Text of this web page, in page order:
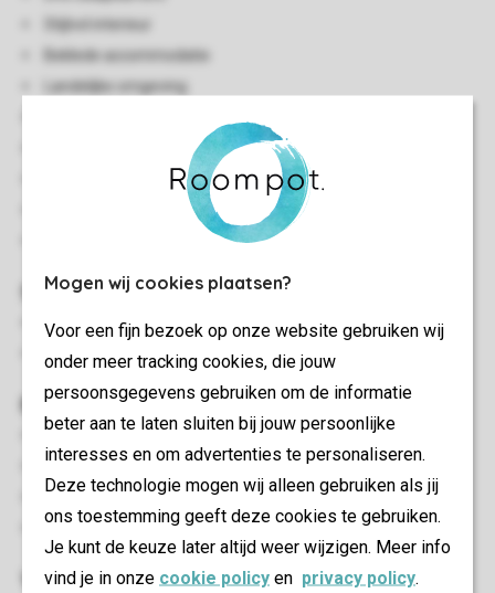
Mogen wij cookies plaatsen?
Voor een fijn bezoek op onze website gebruiken wij
onder meer tracking cookies, die jouw
persoonsgegevens gebruiken om de informatie
beter aan te laten sluiten bij jouw persoonlijke
interesses en om advertenties te personaliseren.
Deze technologie mogen wij alleen gebruiken als jij
ons toestemming geeft deze cookies te gebruiken.
Je kunt de keuze later altijd weer wijzigen. Meer info
vind je in onze cookie policy en privacy policy.
Stijlvol interieur
Beklede accommodatie
Landelijke omgeving
Slaapkamer(s)
Twee slaapkamers met 2-persoonsbed
Slaapkamer met twee 1-persoonsbedden
Buiten
Luxe bubbelbad (buiten)
Terras
Tuinstoelen
Parkeren op de openbare parkeerplaats
Woon-/eetkamer